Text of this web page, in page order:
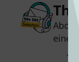
einen